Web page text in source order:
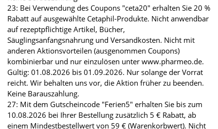
23: Bei Verwendung des Coupons "ceta20" erhalten Sie 20 %
Rabatt auf ausgewählte Cetaphil-Produkte. Nicht anwendbar
auf rezeptpflichtige Artikel, Bücher,
Säuglingsanfangsnahrung und Versandkosten. Nicht mit
anderen Aktionsvorteilen (ausgenommen Coupons)
kombinierbar und nur einzulösen unter www.pharmeo.de.
Gültig: 01.08.2026 bis 01.09.2026. Nur solange der Vorrat
reicht. Wir behalten uns vor, die Aktion früher zu beenden.
Keine Barauszahlung.
27: Mit dem Gutscheincode "Ferien5" erhalten Sie bis zum
10.08.2026 bei Ihrer Bestellung zusätzlich 5 € Rabatt, ab
einem Mindestbestellwert von 59 € (Warenkorbwert). Nicht